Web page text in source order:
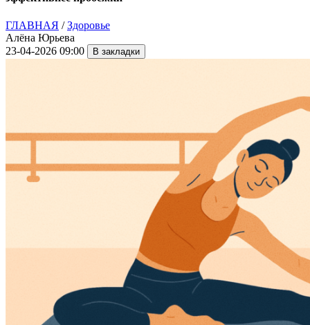
ГЛАВНАЯ /Здоровье
Алёна Юрьева
23-04-2026 09:00